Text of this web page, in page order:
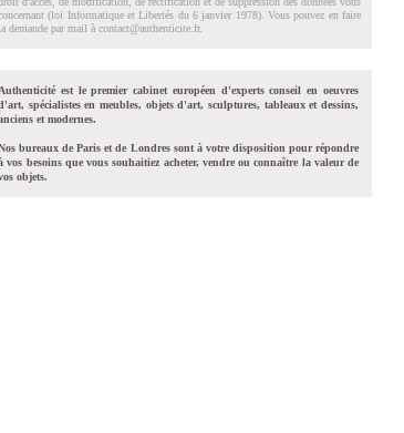
(loi Informatique et Libertés du 6 janvier 1978). Vous pouvez en faire
demande par mail à contact@authenticite.fr.
Authenticité est le premier cabinet européen d'experts conseil en oeuvres
spécialistes en meubles, objets d'art, sculptures, tableaux et dessins,
et modernes.
bureaux de Paris et de Londres sont à votre disposition pour répondre
vos besoins que vous souhaitiez acheter, vendre ou connaître la valeur de
objets.